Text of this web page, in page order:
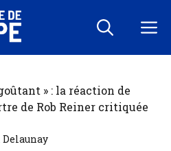
Delaunay